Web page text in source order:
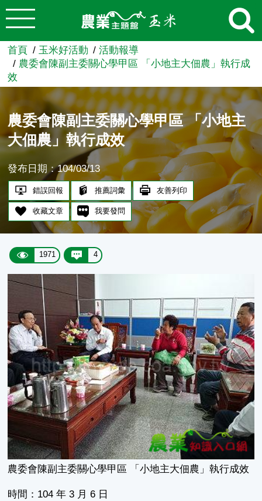
跳到主要內容
農業知識入口網
首頁 玉米好活動
活動報導
農委會陳副主委關心學甲區 「小地主大佃農」執行成
效
農委會陳副主委關心學甲區 「小地主
大佃農」執行成效
發布日期：104/03/13
錯誤回報 推薦詞彙 友善列印
收藏文章 我要發問
1971 4
農委會陳副主委關心學甲區 「小地主大佃農」執行成效
時間：104 年 3 月 6 日